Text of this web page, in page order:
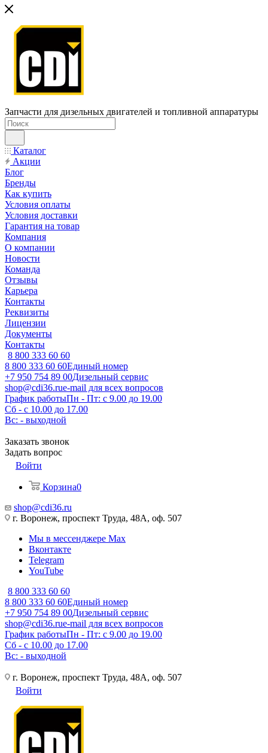
Запчасти для дизельных двигателей и топливной аппаратуры
Каталог
Акции
Блог
Бренды
Как купить
Условия оплаты
Условия доставки
Гарантия на товар
Компания
О компании
Новости
Команда
Отзывы
Карьера
Контакты
Реквизиты
Лицензии
Документы
Контакты
8 800 333 60 60
8 800 333 60 60Единый номер
+7 950 754 89 00Дизельный сервис
shop@cdi36.rue-mail для всех вопросов
График работыПн - Пт: с 9.00 до 19.00
Сб - с 10.00 до 17.00
Вс: - выходной
Заказать звонок
Задать вопрос
Войти
Корзина0
shop@cdi36.ru
г. Воронеж, проспект Труда, 48А, оф. 507
Мы в мессенджере Max
Вконтакте
Telegram
YouTube
8 800 333 60 60
8 800 333 60 60Единый номер
+7 950 754 89 00Дизельный сервис
shop@cdi36.rue-mail для всех вопросов
График работыПн - Пт: с 9.00 до 19.00
Сб - с 10.00 до 17.00
Вс: - выходной
г. Воронеж, проспект Труда, 48А, оф. 507
Войти